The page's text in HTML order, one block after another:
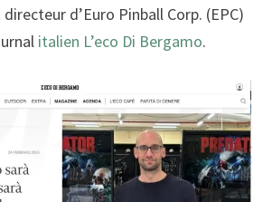
d’Euro Pinball Corp. (EPC)
italien L’eco Di Bergamo.